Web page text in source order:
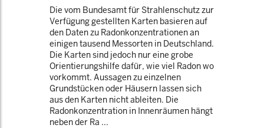
Die vom Bundesamt für Strahlenschutz zur
Verfügung gestellten Karten basieren auf
den Daten zu Radonkonzentrationen an
einigen tausend Messorten in Deutschland.
Die Karten sind jedoch nur eine grobe
Orientierungshilfe dafür, wie viel Radon wo
vorkommt. Aussagen zu einzelnen
Grundstücken oder Häusern lassen sich
aus den Karten nicht ableiten. Die
Radonkonzentration in Innenräumen hängt
neben der Ra ...